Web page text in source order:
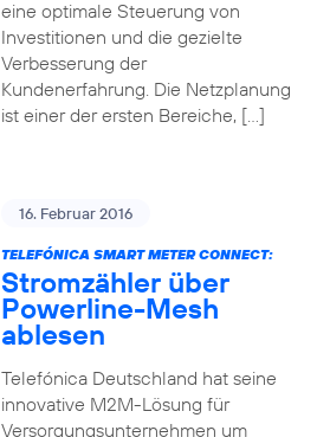
eine optimale Steuerung von
Investitionen und die gezielte
Verbesserung der
Kundenerfahrung. Die Netzplanung
ist einer der ersten Bereiche, […]
16. Februar 2016
TELEFÓNICA SMART METER CONNECT:
Stromzähler über
Powerline-Mesh
ablesen
Telefónica Deutschland hat seine
innovative M2M-Lösung für
Versorgungsunternehmen um